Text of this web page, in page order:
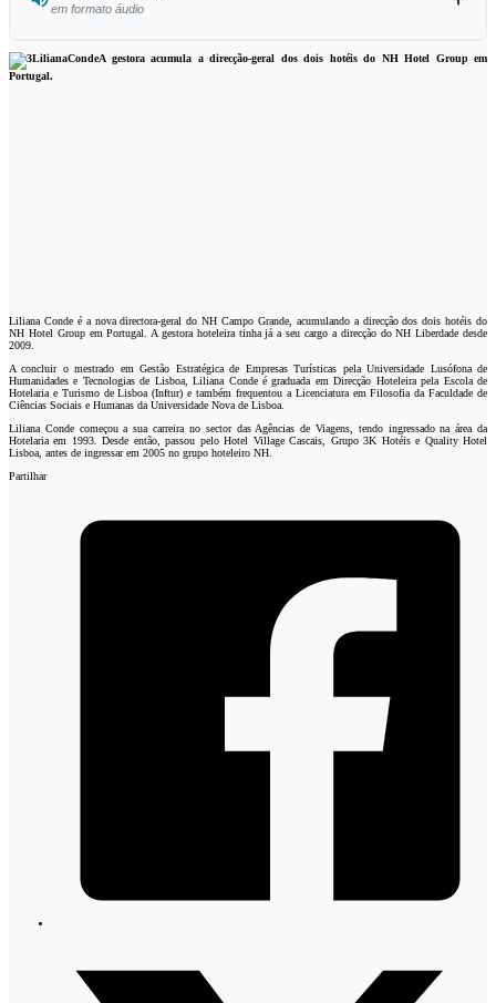
em formato áudio
Ouvir este artigo
A gestora acumula a direcção-geral dos dois hotéis do NH Hotel Group em
Portugal.
Liliana Conde é a nova directora-geral do NH Campo Grande, acumulando a direcção dos dois hotéis do
NH Hotel Group em Portugal. A gestora hoteleira tinha já a seu cargo a direcção do NH Liberdade desde
2009.
A concluir o mestrado em Gestão Estratégica de Empresas Turísticas pela Universidade Lusófona de
Humanidades e Tecnologias de Lisboa, Liliana Conde é graduada em Direcção Hoteleira pela Escola de
Hotelaria e Turismo de Lisboa (Inftur) e também frequentou a Licenciatura em Filosofia da Faculdade de
Ciências Sociais e Humanas da Universidade Nova de Lisboa.
Liliana Conde começou a sua carreira no sector das Agências de Viagens, tendo ingressado na área da
Hotelaria em 1993. Desde então, passou pelo Hotel Village Cascais, Grupo 3K Hotéis e Quality Hotel
Lisboa, antes de ingressar em 2005 no grupo hoteleiro NH.
Partilhar